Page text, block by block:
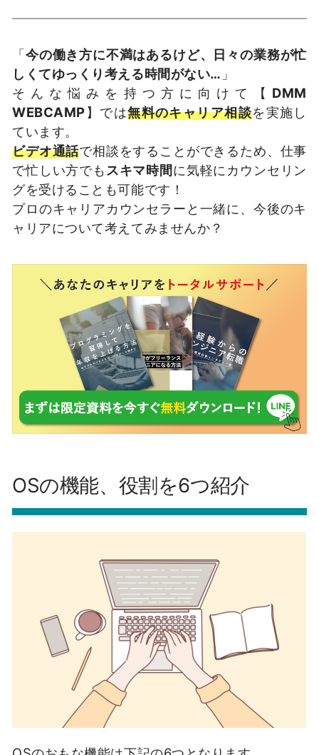
「今の働き方に不満はあるけど、日々の業務が忙
しくてゆっくり考える時間がない… 」
そんな悩みを持つ方に向けて【 DMM
WEBCAMP】では無料のキャリア相談を実施し
ています。
ビデオ通話で相談をすることができるため、仕事
で忙しい方でも スキマ時間に気軽にカウンセリン
グを受けることも可能です！
プロのキャリアカウンセラーと一緒に、今後のキ
ャリアについて考えてみませんか？
OSの機能、役割を6つ紹介